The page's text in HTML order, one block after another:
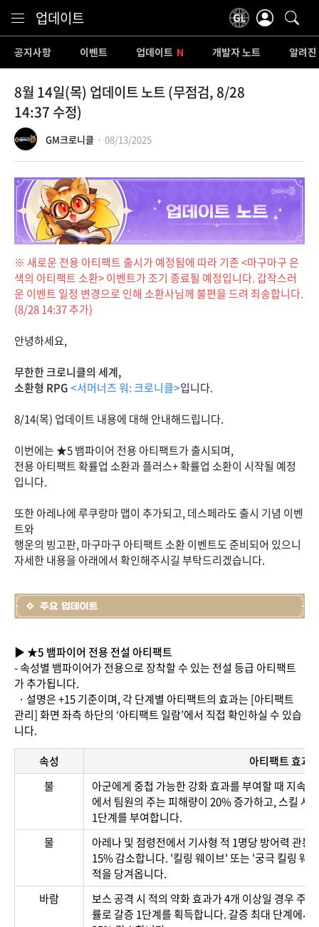
업데이트
공지사항 이벤트 업데이트 개발자 노트 알려
8월 14일(목) 업데이트 노트 (무점검, 8/28
14:37 수정)
GM크로니클 08/13/2025
※ 새로운 전용 아티팩트 출시가 예정됨에 따라 기존 <마구마구 은
색의 아티팩트 소환> 이벤트가 조기 종료될 예정입니다. 갑작스러
운 이벤트 일정 변경으로 인해 소환사님께 불편을 드려 죄송합니다.
(8/28 14:37 추가)
안녕하세요,
무한한 크로니클의 세계,
소환형 RPG<서머너즈 워: 크로니클>입니다.
8/14(목) 업데이트 내용에 대해 안내해드립니다.
이번에는 ★5 뱀파이어 전용 아티팩트가 출시되며,
전용 아티팩트 확률업 소환과 플러스+ 확률업 소환이 시작될 예정
입니다.
또한 아레나에 루쿠랑마 맵이 추가되고, 데스페라도 출시 기념 이벤
트와
행운의 빙고판, 마구마구 아티팩트 소환 이벤트도 준비되어 있으니
자세한 내용을 아래에서 확인해주시길 부탁드리겠습니다.
▶ ★5 뱀파이어 전용 전설 아티팩트
- 속성별 뱀파이어가 전용으로 장착할 수 있는 전설 등급 아티팩트
가 추가됩니다.
· 설명은 +15 기준이며, 각 단계별 아티팩트의 효과는 [아티팩트
관리] 화면 좌측 하단의 ‘아티팩트 일람’에서 직접 확인하실 수 있습
니다.
속성
아티팩트 효과
불
아군에게 중첩 가능한 강화 효과를 부여할 때 지속
에서 팀원의 주는 피해량이 20% 증가하고, 스킬 사
1단계를 부여합니다.
물
아레나 및 점령전에서 기사형 적 1명당 방어력 관통
15% 감소합니다. '킬링 웨이브' 또는 '궁극 킬링 웨
적을 당겨옵니다.
바람
보스 공격 시 적의 약화 효과가 4개 이상일 경우 주
률로 갈증 1단계를 획득합니다. 갈증 최대 단계에서